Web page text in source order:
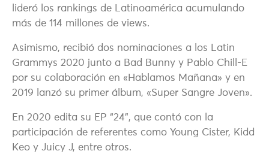
lideró los rankings de Latinoamérica acumulando
más de 114 millones de views.
Asimismo, recibió dos nominaciones a los Latin
Grammys 2020 junto a Bad Bunny y Pablo Chill-E
por su colaboración en «Hablamos Mañana» y en
2019 lanzó su primer álbum, «Super Sangre Joven».
En 2020 edita su EP “24”, que contó con la
participación de referentes como Young Cister, Kidd
Keo y Juicy J, entre otros.